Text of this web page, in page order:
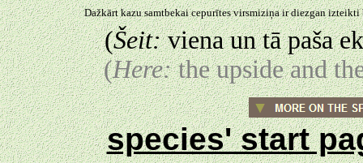
Dažkārt kazu samtbekai cepurītes virsmiziņa ir diezgan izteikti
(Šeit:viena un tā paša
(Here:the upside and
species' start